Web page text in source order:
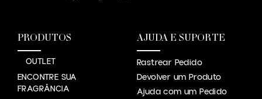
PRODUTOS
OUTLET
ENCONTRE SUA
FRAGRÂNCIA
AJUDA E SUPORTE
Rastrear Pedido
Devolver um Produto
Ajuda com um Pedido